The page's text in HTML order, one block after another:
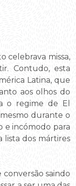
celebrava missa,
Contudo, esta
Latina, que
aos olhos do
o regime de El
durante o
e incómodo para
lista dos mártires
saindo